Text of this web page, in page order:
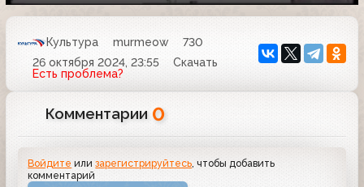
Культура murmeow
730
26 октября 2024, 23:55
Скачать
Есть проблема?
Комментарии 0
Войдите илизарегистрируйтесь , чтобы добавить
комментарий